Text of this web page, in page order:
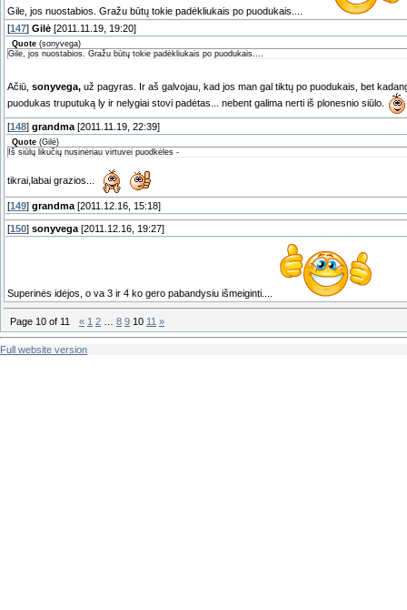
Gile, jos nuostabios. Gražu būtų tokie padėkliukais po puodukais....
[147] Gilė [2011.11.19, 19:20]
Quote (sonyvega)
Gile, jos nuostabios. Gražu būtų tokie padėkliukais po puodukais....
Ačiū, sonyvega, už pagyras. Ir aš galvojau, kad jos man gal tiktų po puodukais, bet
puodukas truputuką ly ir nelygiai stovi padėtas... nebent galima nerti iš plonesnio siūlo.
[148] grandma [2011.11.19, 22:39]
Quote (Gilė)
Iš siūlų likučių nusinėriau virtuvei puodkėles -
tikrai,labai grazios...
[149] grandma [2011.12.16, 15:18]
[150] sonyvega [2011.12.16, 19:27]
Superinės idėjos, o va 3 ir 4 ko gero pabandysiu išmeiginti....
Page 10 of 11 « 1 2 8 9 10 11 »
Full website version